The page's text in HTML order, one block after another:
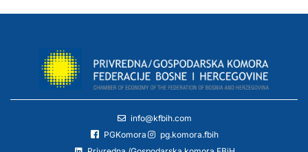
info@kfbih.com
PGKomora
pg.komora.fbih